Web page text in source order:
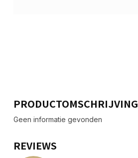
PRODUCTOMSCHRIJVING
Geen informatie gevonden
REVIEWS